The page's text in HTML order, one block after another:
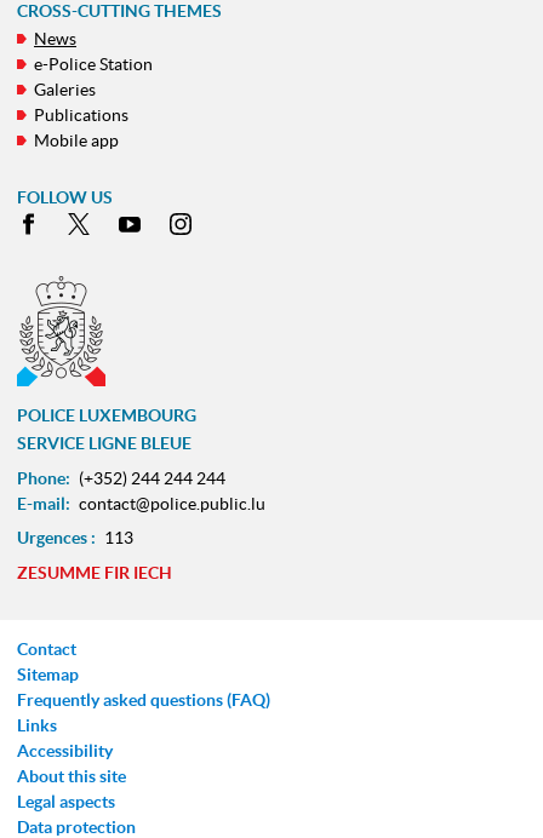
CROSS-CUTTING THEMES
News
e-Police Station
Galeries
Publications
Mobile app
FOLLOW US
Facebook
X Youtube
POLICE LUXEMBOURG
SERVICE LIGNE BLEUE
Phone: (+352) 244 244 244
E-mail: contact@police.public.lu
Urgences : 113
ZESUMME FIR IECH
Contact
Sitemap
Frequently asked questions (FAQ)
Links
Accessibility
About this site
Legal aspects
Data protection